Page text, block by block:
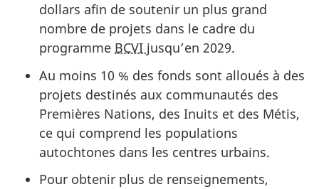
dollars afin de soutenir un plus grand
nombre de projets dans le cadre du
programme BCVI jusqu’en 2029.
Au moins 10 % des fonds sont alloués à des
projets destinés aux communautés des
Premières Nations, des Inuits et des Métis,
ce qui comprend les populations
autochtones dans les centres urbains.
Pour obtenir plus de renseignements,